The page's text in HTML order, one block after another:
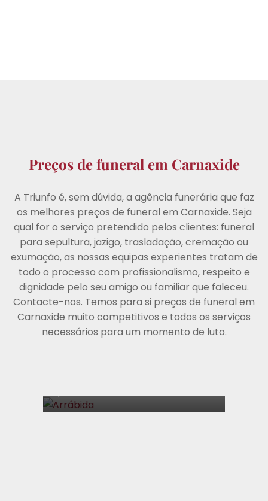
Preços de funeral em Carnaxide
A Triunfo é, sem dúvida, a agência funerária que faz
os melhores preços de funeral em Carnaxide. Seja
qual for o serviço pretendido pelos clientes: funeral
para sepultura, jazigo, trasladação, cremação ou
exumação, as nossas equipas experientes tratam de
todo o processo com profissionalismo, respeito e
dignidade pelo seu amigo ou familiar que faleceu.
Contacte-nos. Temos para si preços de funeral em
Carnaxide muito competitivos e todos os serviços
necessários para um momento de luto.
PLANO
Arrábida
Sepultura Cremação